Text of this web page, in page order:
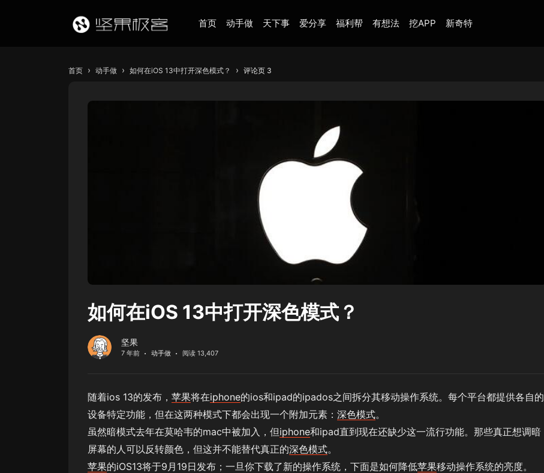
首页 动手做 天下事 爱分享 福利帮 有想法 挖APP 新奇特
首页 › 动手做 › 如何在iOS 13中打开深色模式？ › 评论页 3
如何在iOS 13中打开深色模式？
坚果
7 年前 动手做 阅读 13,407
随着ios 13的发布， 苹果将在iphone的ios和ipad的ipados之间拆分其移动操作系统。每个平台都提供各自的
设备特定功能，但在这两种模式下都会出现一个附加元素： 深色模式。
虽然暗模式去年在莫哈韦的mac中被加入，但iphone和ipad直到现在还缺少这一流行功能。那些真正想调暗
屏幕的人可以反转颜色，但这并不能替代真正的深色模式。
苹果的iOS13将于9月19日发布；一旦你下载了新的操作系统，下面是如何降低苹果移动操作系统的亮度。